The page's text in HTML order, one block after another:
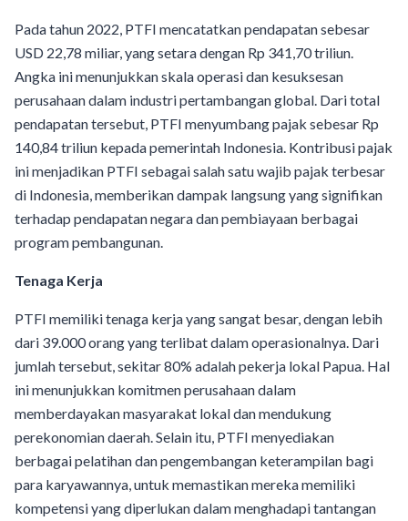
Pada tahun 2022, PTFI mencatatkan pendapatan sebesar
USD 22,78 miliar, yang setara dengan Rp 341,70 triliun.
Angka ini menunjukkan skala operasi dan kesuksesan
perusahaan dalam industri pertambangan global. Dari total
pendapatan tersebut, PTFI menyumbang pajak sebesar Rp
140,84 triliun kepada pemerintah Indonesia. Kontribusi pajak
ini menjadikan PTFI sebagai salah satu wajib pajak terbesar
di Indonesia, memberikan dampak langsung yang signifikan
terhadap pendapatan negara dan pembiayaan berbagai
program pembangunan.
Tenaga Kerja
PTFI memiliki tenaga kerja yang sangat besar, dengan lebih
dari 39.000 orang yang terlibat dalam operasionalnya. Dari
jumlah tersebut, sekitar 80% adalah pekerja lokal Papua. Hal
ini menunjukkan komitmen perusahaan dalam
memberdayakan masyarakat lokal dan mendukung
perekonomian daerah. Selain itu, PTFI menyediakan
berbagai pelatihan dan pengembangan keterampilan bagi
para karyawannya, untuk memastikan mereka memiliki
kompetensi yang diperlukan dalam menghadapi tantangan